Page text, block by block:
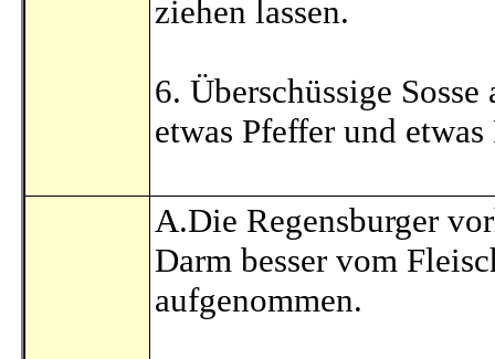
ziehen lassen.
6. Überschüssige
etwas Pfeffer und
A.Die Regensburger
Darm besser vom
aufgenommen.